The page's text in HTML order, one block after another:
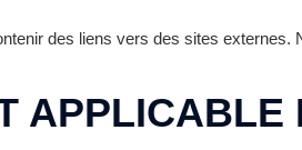
des liens vers des sites externes.
APPLICABLE